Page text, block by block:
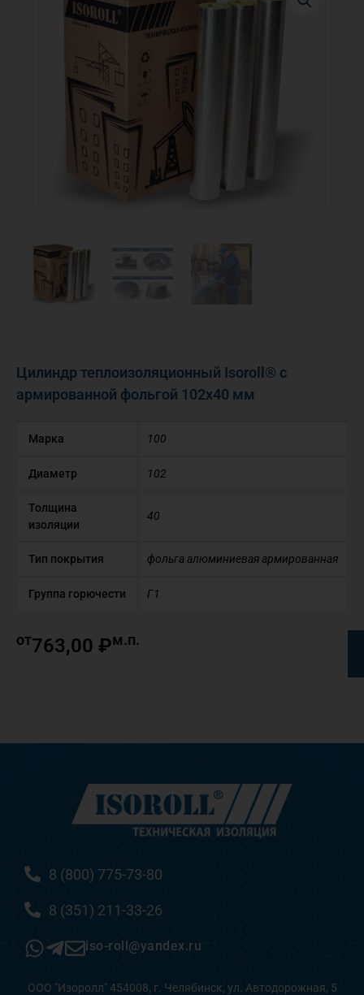
Цилиндр теплоизоляционный Isoroll® с
армированной фольгой 102х40 мм
Марка 100
Диаметр 102
Толщина
изоляции
40
Тип покрытия фольга алюминиевая армированная
Группа горючести Г1
от763,00 ₽м.п.
8 (800) 775-73-80
8 (351) 211-33-26
iso-roll@yandex.ru
ООО "Изоролл" 454008, г. Челябинск, ул. Автодорожная, 5